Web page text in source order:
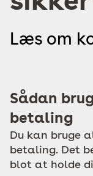
Læs om
Sådan
betaling
Du kan bruge
betaling. Det
blot at holde